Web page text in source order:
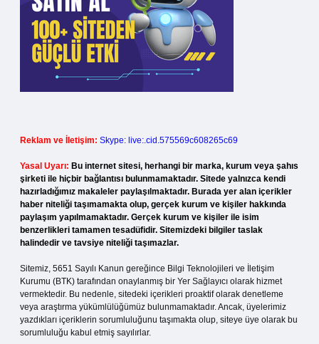
Reklam ve İletişim: Skype: live:.cid.575569c608265c69
Yasal Uyarı: Bu internet sitesi, herhangi bir marka, kurum veya şahıs
şirketi ile hiçbir bağlantısı bulunmamaktadır. Sitede yalnızca kendi
hazırladığımız makaleler paylaşılmaktadır. Burada yer alan içerikler
haber niteliği taşımamakta olup, gerçek kurum ve kişiler hakkında
paylaşım yapılmamaktadır. Gerçek kurum ve kişiler ile isim
benzerlikleri tamamen tesadüfidir. Sitemizdeki bilgiler taslak
halindedir ve tavsiye niteliği taşımazlar.
Sitemiz, 5651 Sayılı Kanun gereğince Bilgi Teknolojileri ve İletişim
Kurumu (BTK) tarafından onaylanmış bir Yer Sağlayıcı olarak hizmet
vermektedir. Bu nedenle, sitedeki içerikleri proaktif olarak denetleme
veya araştırma yükümlülüğümüz bulunmamaktadır. Ancak, üyelerimiz
yazdıkları içeriklerin sorumluluğunu taşımakta olup, siteye üye olarak bu
sorumluluğu kabul etmiş sayılırlar.